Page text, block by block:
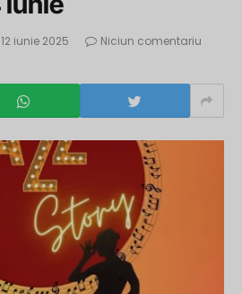
12 iunie 2025
Niciun comentariu